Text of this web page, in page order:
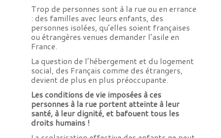
Trop de personnes sont à la rue ou en errance
: des familles avec leurs enfants, des
personnes isolées, qu’elles soient françaises
ou étrangères venues demander l’asile en
France.
La question de l’hébergement et du logement
social, des Français comme des étrangers,
devient de plus en plus préoccupante.
Les conditions de vie imposées à ces
personnes à la rue portent atteinte à leur
santé, à leur dignité, et bafouent tous les
droits humains !